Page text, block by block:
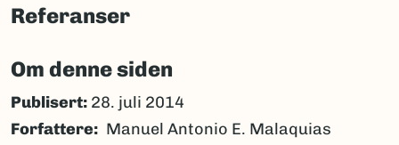
Referanser
Om denne siden
Publisert: 28. juli 2014
Forfattere
Manuel Antonio E. Malaquias